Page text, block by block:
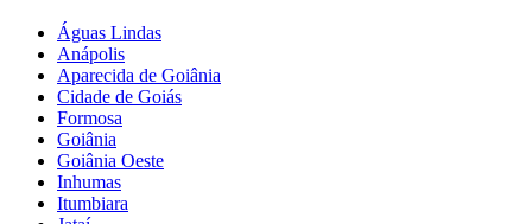
Águas Lindas
Anápolis
Aparecida de Goiânia
Cidade de Goiás
Formosa
Goiânia
Goiânia Oeste
Inhumas
Itumbiara